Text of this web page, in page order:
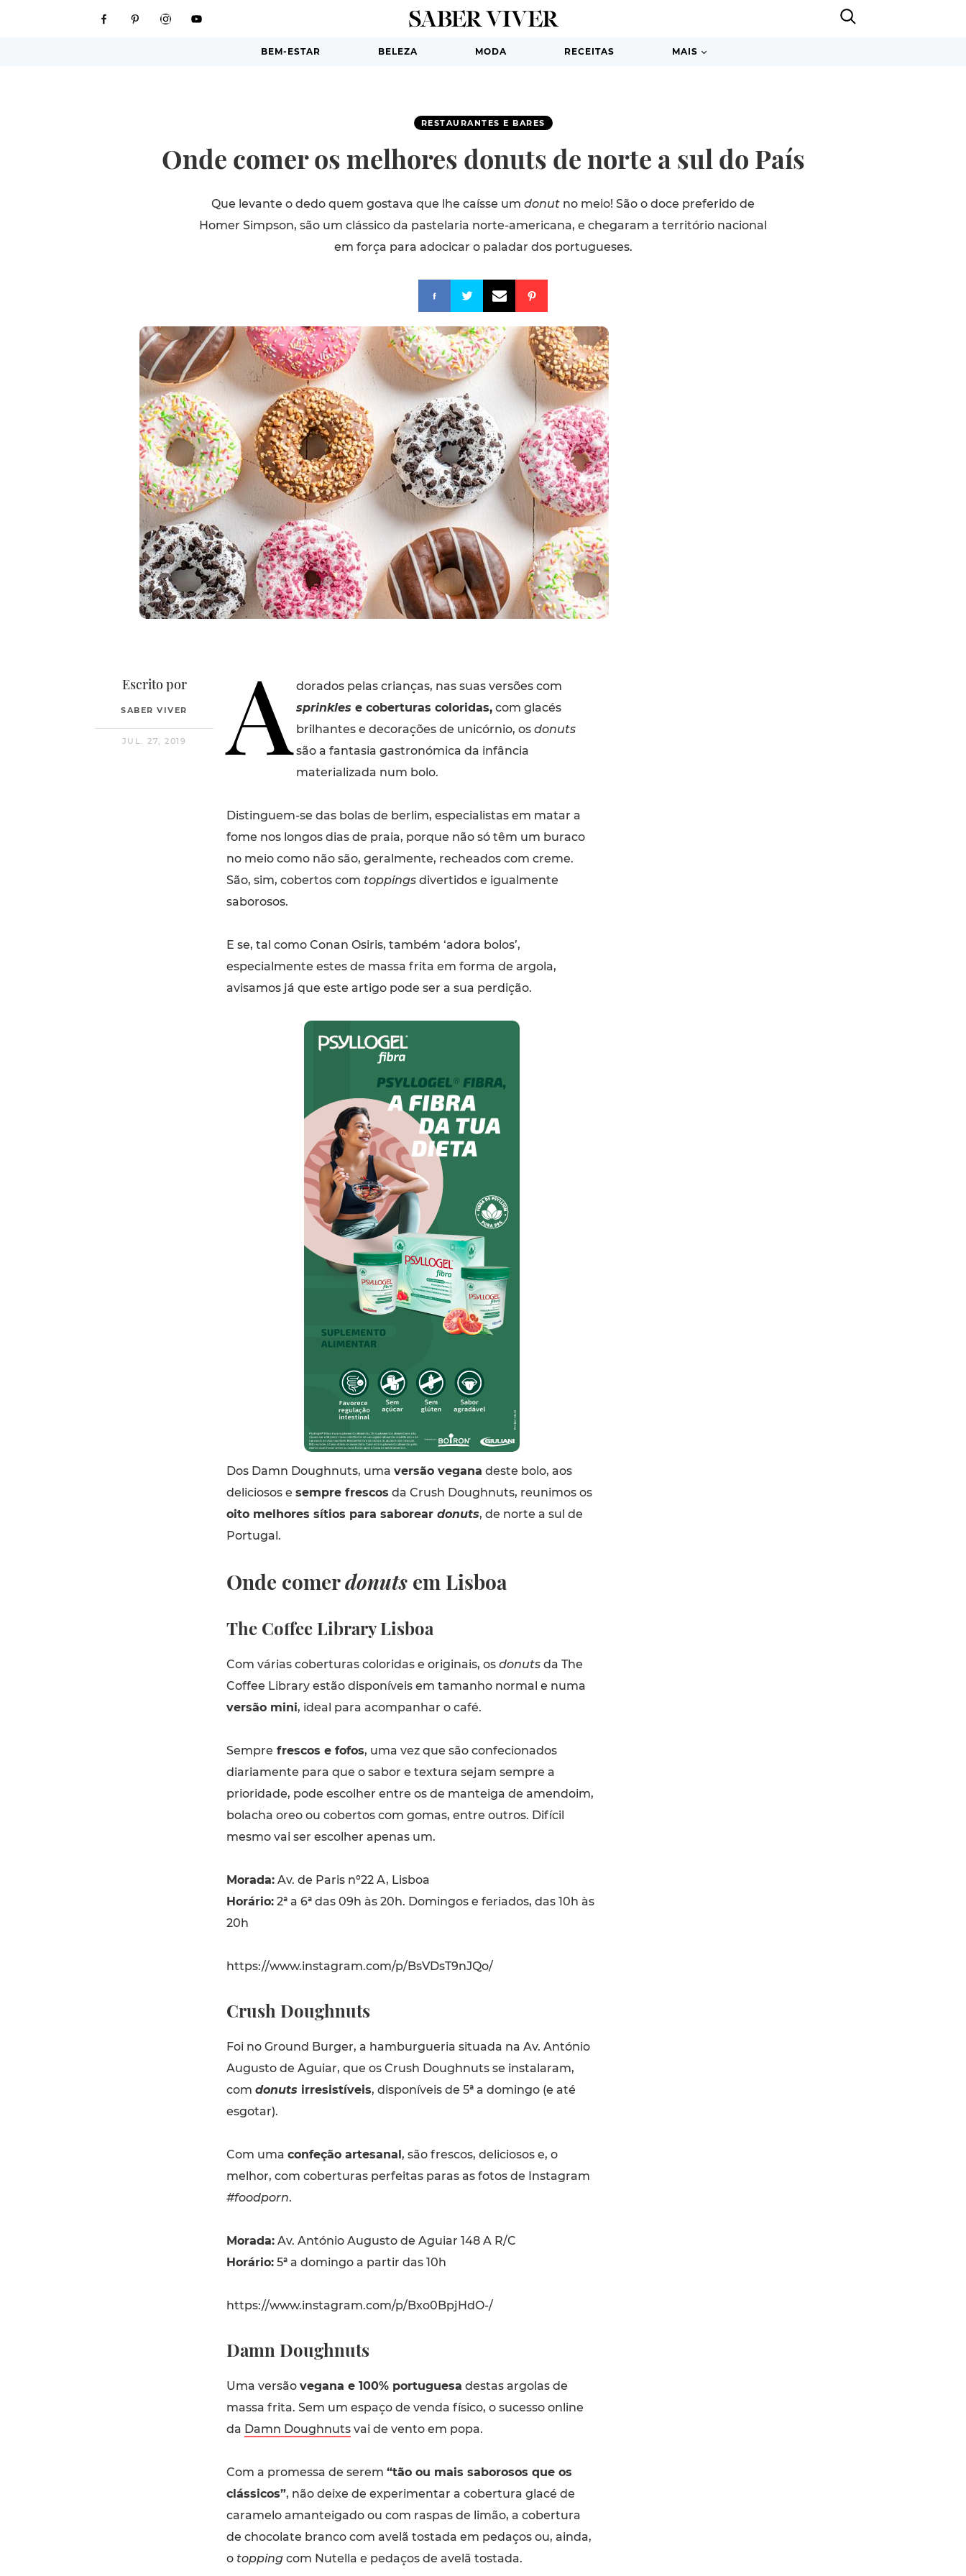
BEM-ESTAR BELEZA MODA RECEITAS MAIS
RESTAURANTES E BARES
Onde comer os melhores donuts de norte a sul do País
Que levante o dedo quem gostava que lhe caísse um donut no meio! São o doce preferido de
Homer Simpson, são um clássico da pastelaria norte-americana, e chegaram a território nacional
em força para adocicar o paladar dos portugueses.
Escrito por
SABER VIVER
JUL. 27, 2019 A dorados pelas crianças, nas suas versões com
sprinkles e coberturas coloridas,com glacés
brilhantes e decorações de unicórnio, os donuts
são a fantasia gastronómica da infância
materializada num bolo.
Distinguem-se das bolas de berlim, especialistas em matar a
fome nos longos dias de praia, porque não só têm um buraco
no meio como não são, geralmente, recheados com creme.
São, sim, cobertos com toppings divertidos e igualmente
saborosos.
E se, tal como Conan Osiris, também ‘adora bolos’,
especialmente estes de massa frita em forma de argola,
avisamos já que este artigo pode ser a sua perdição.
Dos Damn Doughnuts, uma versão vegana deste bolo, aos
deliciosos e sempre frescos da Crush Doughnuts, reunimos os
oito melhores sítios para saborear donuts, de norte a sul de
Portugal.
Onde comerdonutsem Lisboa
The Coffee Library Lisboa
Com várias coberturas coloridas e originais, os donutsda The
Coffee Library estão disponíveis em tamanho normal e numa
versão mini, ideal para acompanhar o café.
Sempre frescos e fofos, uma vez que são confecionados
diariamente para que o sabor e textura sejam sempre a
prioridade, pode escolher entre os de manteiga de amendoim,
bolacha oreo ou cobertos com gomas, entre outros. Difícil
mesmo vai ser escolher apenas um.
Morada:Av. de Paris nº22 A, Lisboa
Horário:2ª a 6ª das 09h às 20h. Domingos e feriados, das 10h às
20h
https://www.instagram.com/p/BsVDsT9nJQo/
Crush Doughnuts
Foi no Ground Burger, a hamburgueria situada na Av. António
Augusto de Aguiar, que os Crush Doughnuts se instalaram,
com donuts irresistíveis, disponíveis de 5ª a domingo (e até
esgotar).
Com uma confeção artesanal, são frescos, deliciosos e, o
melhor, com coberturas perfeitas paras as fotos de Instagram
#foodporn.
Morada:Av. António Augusto de Aguiar 148 A R/C
Horário:5ª a domingo a partir das 10h
https://www.instagram.com/p/Bxo0BpjHdO-/
Damn Doughnuts
Uma versão vegana e 100% portuguesa destas argolas de
massa frita. Sem um espaço de venda físico, o sucesso online
da Damn Doughnutsvai de vento em popa.
Com a promessa de serem “tão ou mais saborosos que os
clássicos”, não deixe de experimentar a cobertura glacé de
caramelo amanteigado ou com raspas de limão, a cobertura
de chocolate branco com avelã tostada em pedaços ou, ainda,
o toppingcom Nutella e pedaços de avelã tostada.